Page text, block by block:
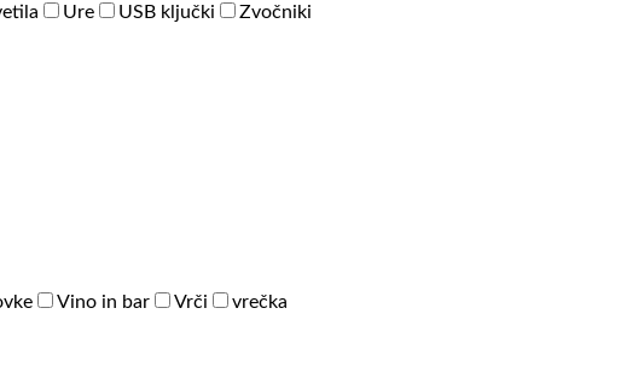
Ure USB ključki
Zvočniki
Vino in bar Vrči
vrečka